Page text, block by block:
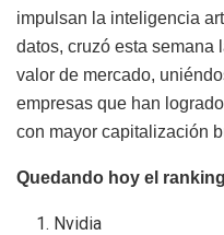
impulsan la inteligencia
datos, cruzó esta semana
valor de mercado,
empresas que han
con mayor capitalización
Quedando hoy el
Nvidia